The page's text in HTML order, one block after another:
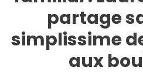
partage
simplissime
aux